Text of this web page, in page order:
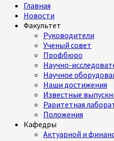
Главная
Новости
Факультет
Руководители
Ученый совет
Профбюро
Научно-
Научное
Наши достижения
Известные
Раритетная
Положения
Кафедры
Актуарной и